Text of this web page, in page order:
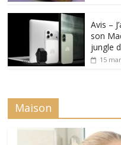
Avis –
son
jungle
15
Maison